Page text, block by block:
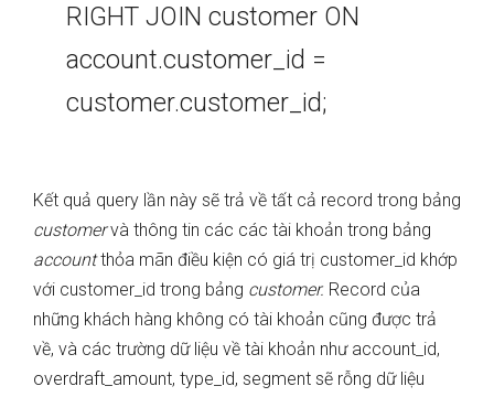
RIGHT JOIN customer ON
account.customer_id =
customer.customer_id;
Kết quả query lần này sẽ trả về tất cả record trong bảng
customervà thông tin các các tài khoản trong bảng
accountthỏa mãn điều kiện có giá trị customer_id khớp
với customer_id trong bảng customer. Record của
những khách hàng không có tài khoản cũng được trả
về, và các trường dữ liệu về tài khoản như account_id,
overdraft_amount, type_id, segment sẽ rỗng dữ liệu